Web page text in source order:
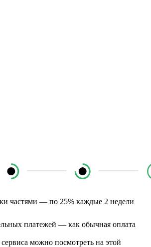
частями — по 25% каждые 2 недели
платежей — как обычная оплата
можно посмотреть на этой